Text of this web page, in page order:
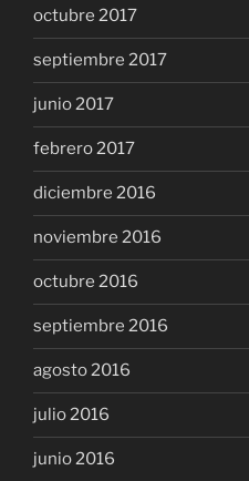
octubre 2017
septiembre 2017
junio 2017
febrero 2017
diciembre 2016
noviembre 2016
octubre 2016
septiembre 2016
agosto 2016
julio 2016
junio 2016